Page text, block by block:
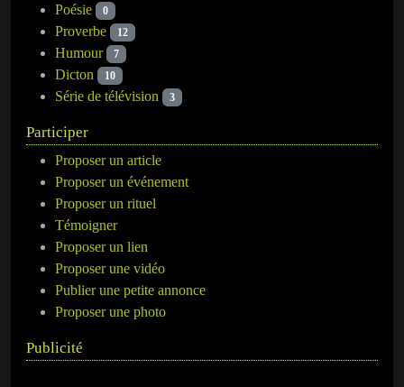
Poésie 0
Proverbe 12
Humour 7
Dicton 10
Série de télévision 3
Participer
Proposer un article
Proposer un événement
Proposer un rituel
Témoigner
Proposer un lien
Proposer une vidéo
Publier une petite annonce
Proposer une photo
Publicité